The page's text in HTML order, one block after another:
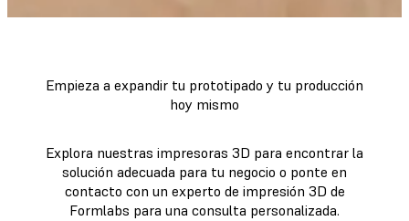
Empieza a expandir tu prototipado y tu producción
hoy mismo
Explora nuestras impresoras 3D para encontrar la
solución adecuada para tu negocio o ponte en
contacto con un experto de impresión 3D de
Formlabs para una consulta personalizada.